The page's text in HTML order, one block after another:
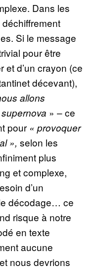
Dans les
Si le message
pour être
et d’un crayon (ce
décevant),
allons
» – ce
pour « provoquer
», selon les
plus
et complexe,
d’un
décodage… ce
risque à notre
en texte
aucune
nous devrions